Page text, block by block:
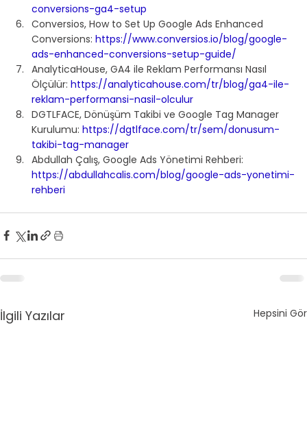
conversions-ga4-setup
Conversios, How to Set Up Google Ads Enhanced
Conversions: https://www.conversios.io/blog/google-
ads-enhanced-conversions-setup-guide/
AnalyticaHouse, GA4 ile Reklam Performansı Nasıl
Ölçülür: https://analyticahouse.com/tr/blog/ga4-ile-
reklam-performansi-nasil-olculur
DGTLFACE, Dönüşüm Takibi ve Google Tag Manager
Kurulumu: https://dgtlface.com/tr/sem/donusum-
takibi-tag-manager
Abdullah Çalış, Google Ads Yönetimi Rehberi:
https://abdullahcalis.com/blog/google-ads-yonetimi-
rehberi
İlgili Yazılar Hepsini Gör